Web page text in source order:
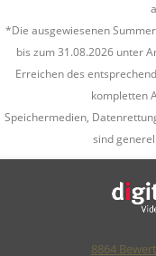
*Die ausgewiesenen
bis zum 31.08.2026 unter
Erreichen des
kompletten
Speichermedien,
sind
8864